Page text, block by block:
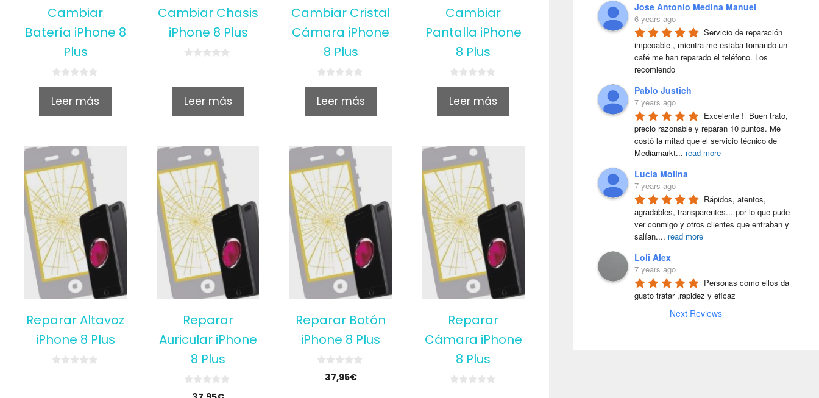
Cambiar
Batería iPhone 8
Plus
0
u
Leer más
Cambiar Chasis
iPhone 8 Plus
o
5
Leer más
Cambiar Cristal
Cámara iPhone
8 Plus
0
u
Leer más
Cambiar
Pantalla iPhone
8 Plus
0
u
Leer más
Reparar Altavoz
iPhone 8 Plus
Reparar
Auricular iPhone
8 Plus
Reparar Botón
iPhone 8 Plus
37,95€
Reparar
Cámara iPhone
8 Plus
Jose Antonio Medina Manuel
6 years ago
Servicio de reparación
impecable , mientra me estaba tomando un
café me han reparado el teléfono. Los
recomiendo
Pablo Justich
7 years ago
Excelente !  Buen trato,
precio razonable y reparan 10 puntos. Me
costó la mitad que el servicio técnico de
Mediamarkt... read more
Lucia Molina
7 years ago
Rápidos, atentos,
agradables, transparentes... por lo que pude
ver conmigo y otros clientes que entraban y
salían.... read more
Loli Alex
7 years ago
Personas como ellos da
gusto tratar ,rapidez y eficaz
Next Reviews